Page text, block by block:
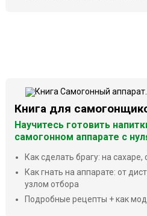
Книга для
Научитесь готовить
самогонном аппарате с
Как сделать брагу: на
Как гнать на аппарате: от
узлом отбора
Подробные рецепты + как